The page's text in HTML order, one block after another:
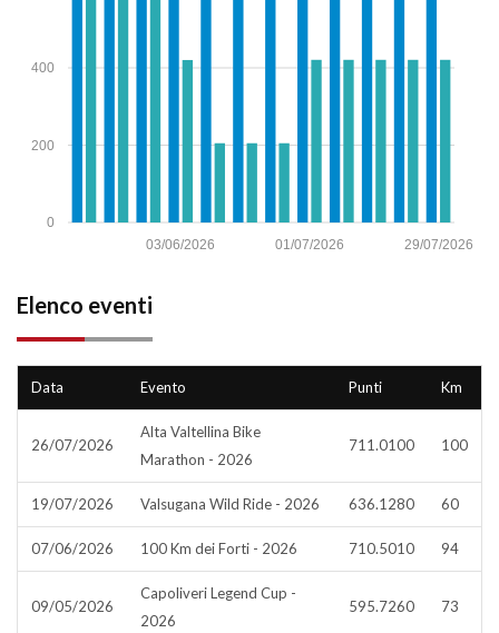
0
200
400
29/07/2026
01/07/2026
03/06/2026
Elenco eventi
Data Evento Punti Km
26/07/2026
Alta Valtellina Bike
Marathon - 2026
711.0100 100
19/07/2026 Valsugana Wild Ride - 2026 636.1280 60
07/06/2026 100 Km dei Forti - 2026 710.5010 94
09/05/2026
Capoliveri Legend Cup -
2026
595.7260 73